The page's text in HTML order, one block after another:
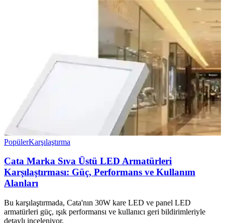
PopülerKarşılaştırma
Cata Marka Sıva Üstü LED Armatürleri
Karşılaştırması: Güç, Performans ve Kullanım
Alanları
Bu karşılaştırmada, Cata'nın 30W kare LED ve panel LED
armatürleri güç, ışık performansı ve kullanıcı geri bildirimleriyle
detaylı inceleniyor.